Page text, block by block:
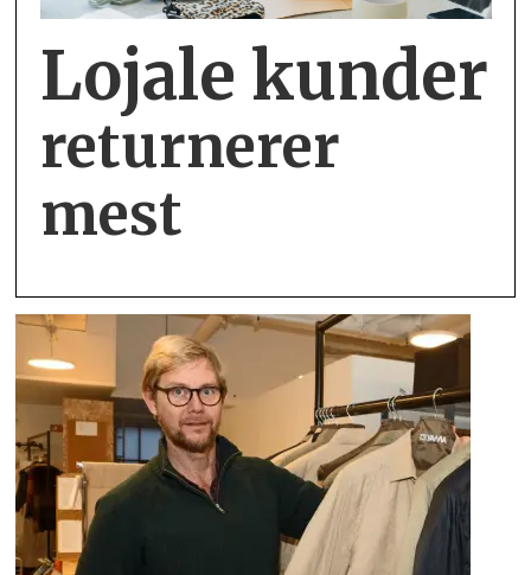
Lojale kunder
returnerer
mest